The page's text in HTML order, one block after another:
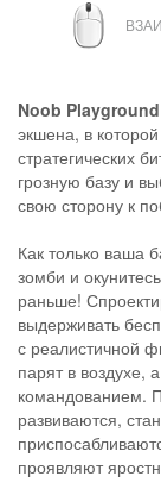
МЫШЬ
Noob
экшена, в
стратегических
грозную базу и
свою сторону к
Как только ваша
зомби и
раньше!
выдерживать
с реалистичной
парят в воздухе,
командованием.
развиваются,
проявляют